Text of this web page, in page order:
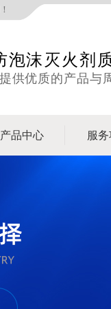
泡沫灭火剂
供优质的产品与
产品中心 服